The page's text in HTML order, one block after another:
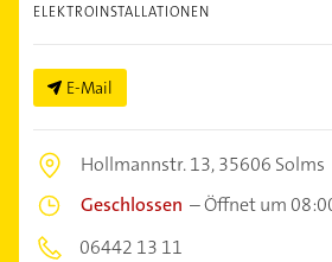
ELEKTROINSTALLATIONEN
E-Mail
Hollmannstr. 13,35606 Solms
Geschlossen –Öffnet um
06442 13 11